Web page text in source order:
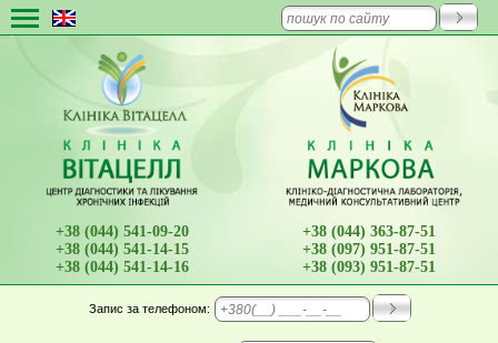
+38 (044) 541-09-20
+38 (044) 541-14-15
+38 (044) 541-14-16
+38 (044) 363-87-51
+38 (097) 951-87-51
+38 (093) 951-87-51
Запис за телефоном: